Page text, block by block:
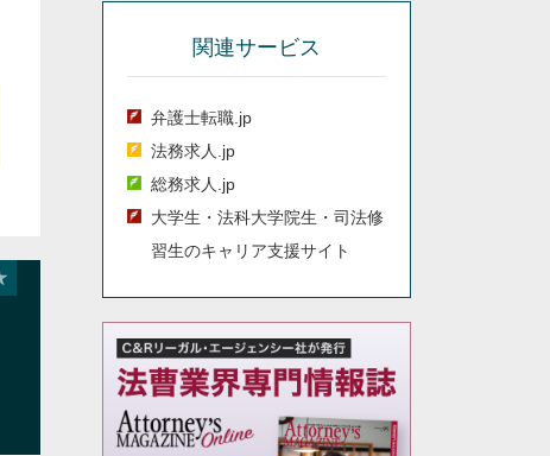
関連サービス
弁護士転職.jp
法務求人.jp
総務求人.jp
大学生・法科大学院生・司法修
習生のキャリア支援サイト